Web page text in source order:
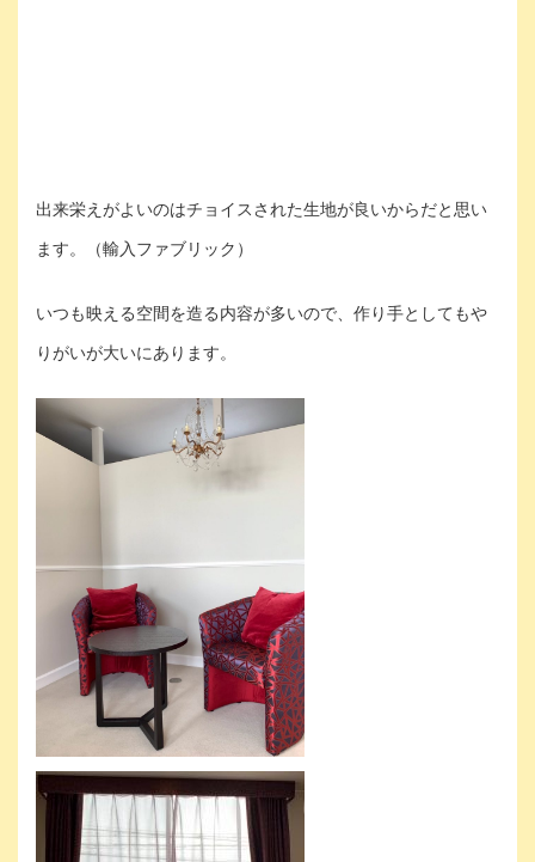
出来栄えがよいのはチョイスされた生地が良いからだと思い
ます。（輸入ファブリック）
いつも映える空間を造る内容が多いので、作り手としてもや
りがいが大いにあります。